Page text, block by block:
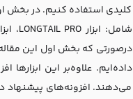
کلیدی استفاده کنیم. در بخش
درصورتی که بخش اول این مقاله
داده‌ایم. علاوه‌بر این
می‌دهند. افزونه‌های پیشنهاد